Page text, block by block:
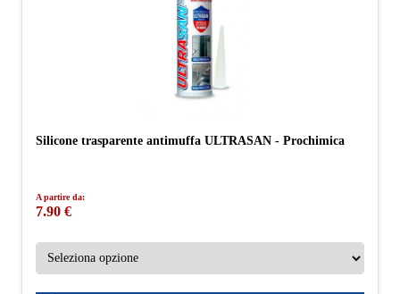
Silicone trasparente antimuffa ULTRASAN - Prochimica
A partire da:
7.90 €